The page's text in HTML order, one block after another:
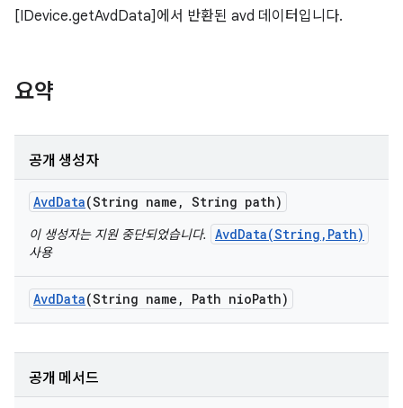
[IDevice.getAvdData]에서 반환된 avd 데이터입니다.
요약
공개 생성자
AvdData(String name , String path)
이 생성자는 지원 중단되었습니다. AvdData(String,Path)
사용
AvdData(String name , Path nioPath)
공개 메서드